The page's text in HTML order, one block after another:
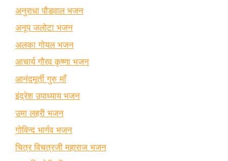
अनुराधा पौडवाल भजन
अनूप जलोटा भजन
अलका गोयल भजन
आचार्य गौरव कृष्णा भजन
आनंदमूर्ती गुरु माँ
इंद्रेश उपाध्याय भजन
उमा लहरी भजन
गोविन्द भार्गव भजन
चित्र विचत्रजी महाराज भजन